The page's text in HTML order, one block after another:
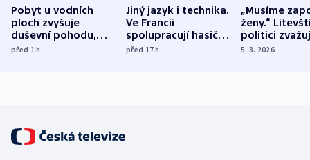
Pobyt u vodních
ploch zvyšuje
duševní pohodu,
ukázala
před 1h
Jiný jazyk i technika.
Ve Francii
spolupracují hasiči z
různých zemí
před 17h
„Musíme
ženy.“
politici
dohodu o
5. 8. 2026